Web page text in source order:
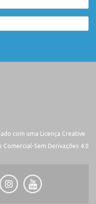
com uma Licença Creative
Sem Derivações 4.0